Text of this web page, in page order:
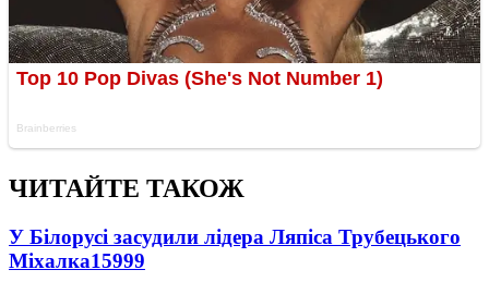
ЧИТАЙТЕ ТАКОЖ
У Білорусі засудили лідера Ляпіса Трубецького
Міхалка15999